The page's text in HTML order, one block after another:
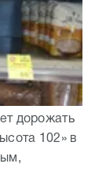
дорожать
102» в